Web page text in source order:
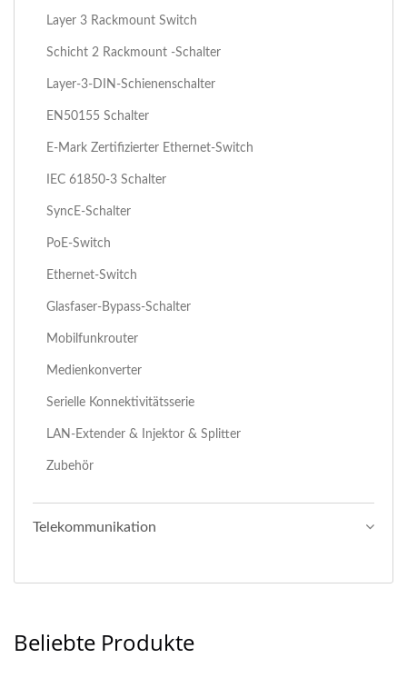
Layer 3 Rackmount Switch
Schicht 2 Rackmount -Schalter
Layer-3-DIN-Schienenschalter
EN50155 Schalter
E-Mark Zertifizierter Ethernet-Switch
IEC 61850-3 Schalter
SyncE-Schalter
PoE-Switch
Ethernet-Switch
Glasfaser-Bypass-Schalter
Mobilfunkrouter
Medienkonverter
Serielle Konnektivitätsserie
LAN-Extender & Injektor & Splitter
Zubehör
Telekommunikation
Beliebte Produkte